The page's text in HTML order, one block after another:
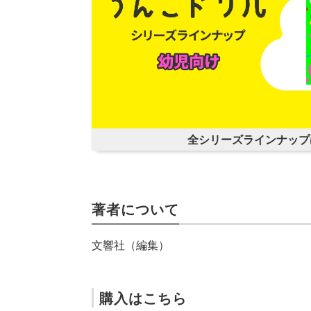
全シリーズラインナッ
著者について
文響社（編集）
購入はこちら